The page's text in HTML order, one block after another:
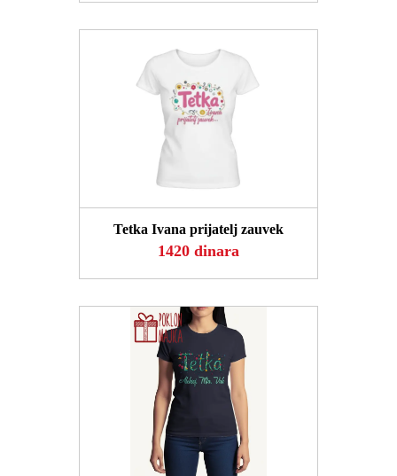
POGLEDAJ
Tetka Ivana prijatelj zauvek
1420 dinara
POGLEDAJ